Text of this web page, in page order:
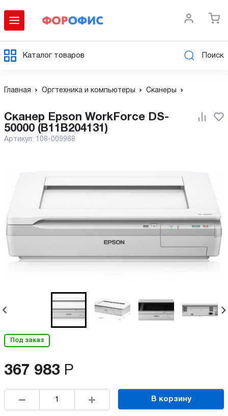
Каталог товаров Поиск
Главная Оргтехника и компьютеры Сканеры
Сканер Epson WorkForce DS-
50000 (B11B204131)
Артикул: 108-009968
Под заказ
367 983 Р
В корзину